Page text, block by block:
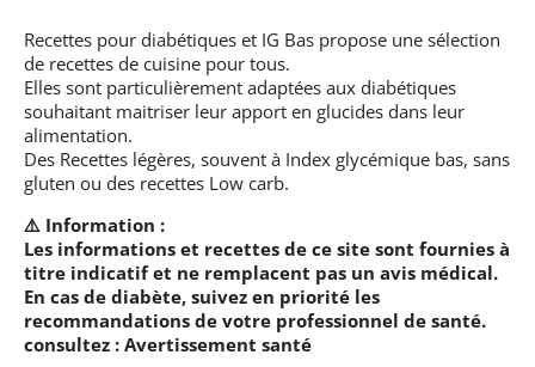
Recettes pour diabétiques et IG Bas propose une sélection
de recettes de cuisine pour tous.
Elles sont particulièrement adaptées aux diabétiques
souhaitant maitriser leur apport en glucides dans leur
alimentation.
Des Recettes légères, souvent à Index glycémique bas, sans
gluten ou des recettes Low carb.
⚠️ Information :
Les informations et recettes de ce site sont fournies à
titre indicatif et ne remplacent pas un avis médical.
En cas de diabète, suivez en priorité les
recommandations de votre professionnel de santé.
consultez : Avertissement santé